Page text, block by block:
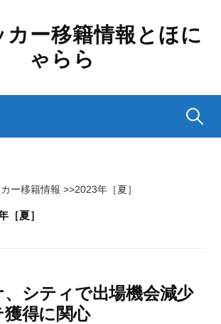
カー移籍情報とほに
ゃらら
検
ー移籍情報 >>2023年［夏］
［夏］
シティで出場機会減少
得に関心